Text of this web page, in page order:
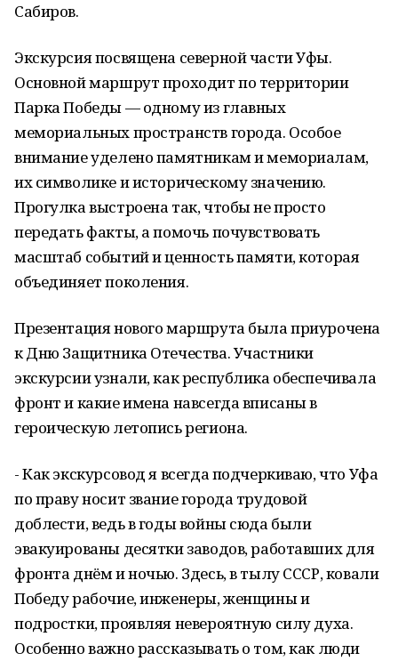
Сабиров.
Экскурсия посвящена северной части Уфы.
Основной маршрут проходит по территории
Парка Победы — одному из главных
мемориальных пространств города. Особое
внимание уделено памятникам и мемориалам,
их символике и историческому значению.
Прогулка выстроена так, чтобы не просто
передать факты, а помочь почувствовать
масштаб событий и ценность памяти, которая
объединяет поколения.
Презентация нового маршрута была приурочена
к Дню Защитника Отечества. Участники
экскурсии узнали, как республика обеспечивала
фронт и какие имена навсегда вписаны в
героическую летопись региона.
- Как экскурсовод я всегда подчеркиваю, что Уфа
по праву носит звание города трудовой
доблести, ведь в годы войны сюда были
эвакуированы десятки заводов, работавших для
фронта днём и ночью. Здесь, в тылу СССР, ковали
Победу рабочие, инженеры, женщины и
подростки, проявляя невероятную силу духа.
Особенно важно рассказывать о том, как люди